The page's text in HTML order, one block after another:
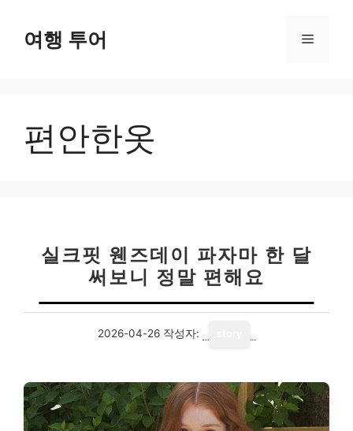
여행 투어 메
편안한옷
실크핏 웬즈데이 파자마 한 달
써보니 정말 편해요
2026-04-26 작성자: